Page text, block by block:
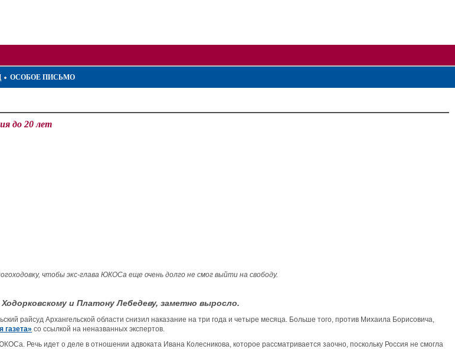
ОСОБОЕ ПИСЬМО
до 20 лет
чтобы экс-глава ЮКОСа еще очень долго не смог выйти на свободу.
и Платону Лебедеву, заметно выросло.
райсуд Архангельской области снизил наказание на три года и четыре месяца. Больше того, против Михаила Борисовича,
газета» со ссылкой на неназванных экспертов.
Речь идет о деле в отношении адвоката Ивана Колесникова, которое рассматривается заочно, поскольку Россия не смогла